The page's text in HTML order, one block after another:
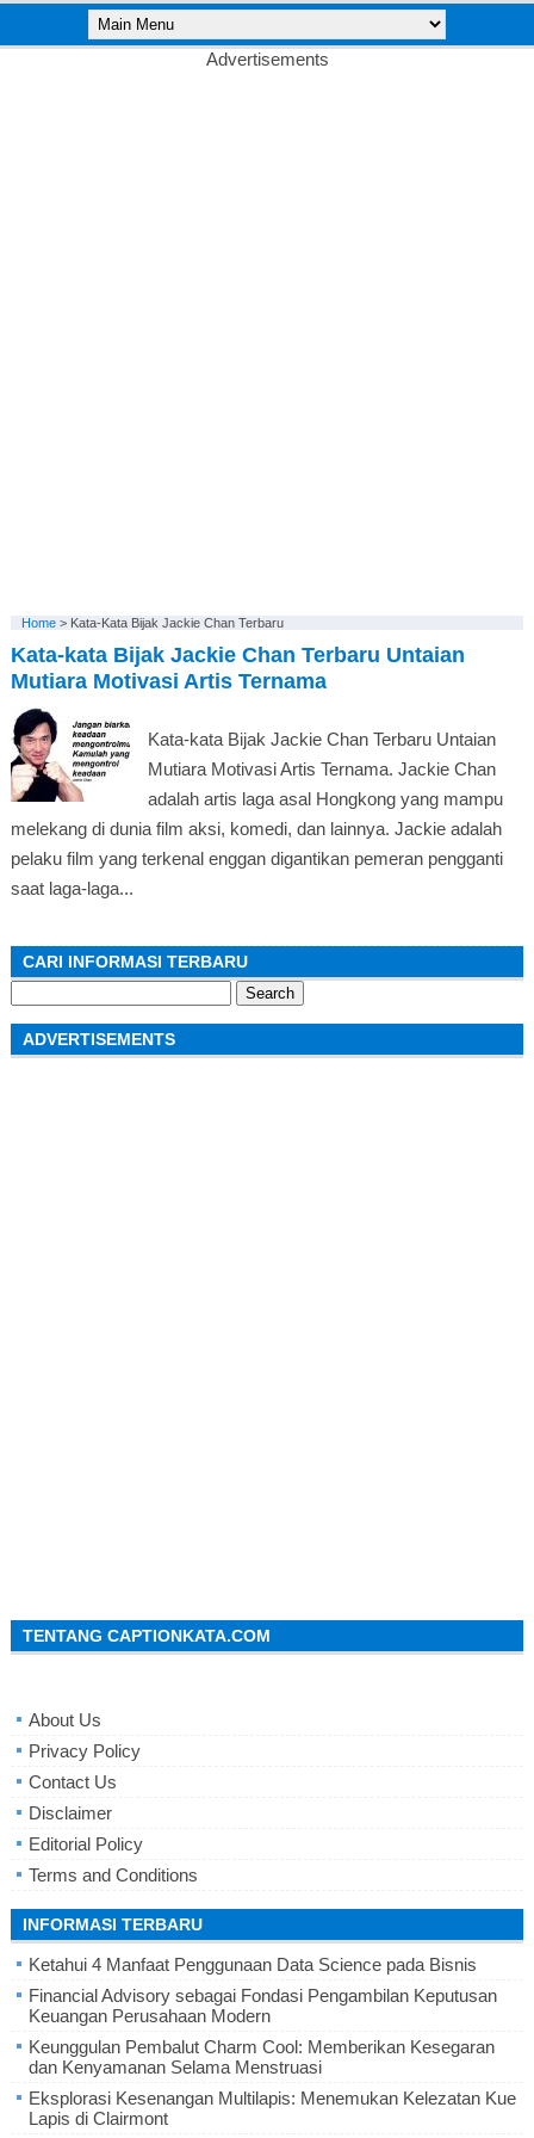
Advertisements
Home> Kata-Kata Bijak Jackie Chan Terbaru
Kata-kata Bijak Jackie Chan Terbaru Untaian
Mutiara Motivasi Artis Ternama
Kata-kata Bijak Jackie Chan Terbaru Untaian
Mutiara Motivasi Artis Ternama. Jackie Chan
adalah artis laga asal Hongkong yang mampu
melekang di dunia film aksi, komedi, dan lainnya. Jackie adalah
pelaku film yang terkenal enggan digantikan pemeran pengganti
saat laga-laga...
CARI INFORMASI TERBARU
for:
ADVERTISEMENTS
TENTANG CAPTIONKATA.COM
About Us
Privacy Policy
Contact Us
Disclaimer
Editorial Policy
Terms and Conditions
INFORMASI TERBARU
Ketahui 4 Manfaat Penggunaan Data Science pada Bisnis
Financial Advisory sebagai Fondasi Pengambilan Keputusan
Keuangan Perusahaan Modern
Keunggulan Pembalut Charm Cool: Memberikan Kesegaran
dan Kenyamanan Selama Menstruasi
Eksplorasi Kesenangan Multilapis: Menemukan Kelezatan Kue
Lapis di Clairmont